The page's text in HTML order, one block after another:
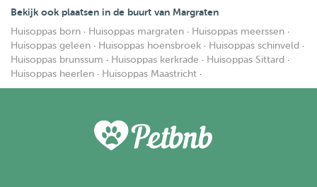
Bekijk ook plaatsen in de buurt van Margraten
Huisoppas born · Huisoppas margraten · Huisoppas meerssen ·
Huisoppas geleen · Huisoppas hoensbroek · Huisoppas schinveld ·
Huisoppas brunssum · Huisoppas kerkrade · Huisoppas Sittard ·
Huisoppas heerlen · Huisoppas Maastricht ·